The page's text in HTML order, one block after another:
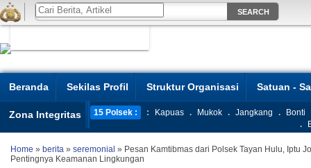
Beranda Sekilas Profil Struktur Organisasi Satuan -
Zona Integritas 15 Polsek : : Kapuas . Mukok . Jangkang .
Bonti
.
Home » berita » seremonial » Pesan Kamtibmas dari Polsek Tayan Hulu, Iptu
Pentingnya Keamanan Lingkungan